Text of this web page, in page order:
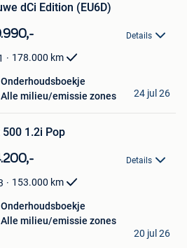
blauwe dCi Edition (EU6D)
Details
178.000 km
Onderhoudsboekje
Alle milieu/emissie zones
24 jul 26
500 1.2i Pop
Details
153.000 km
Onderhoudsboekje
Alle milieu/emissie zones
20 jul 26